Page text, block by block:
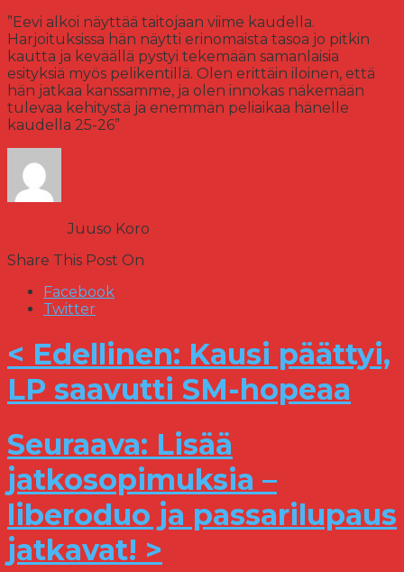
”Eevi alkoi näyttää taitojaan viime kaudella.
Harjoituksissa hän näytti erinomaista tasoa jo pitkin
kautta ja keväällä pystyi tekemään samanlaisia
esityksiä myös pelikentillä. Olen erittäin iloinen, että
hän jatkaa kanssamme, ja olen innokas näkemään
tulevaa kehitystä ja enemmän peliaikaa hänelle
kaudella 25-26”
Juuso Koro
Share This Post On
Facebook
Twitter
< Edellinen: Kausi päättyi,
LP saavutti SM-hopeaa
Seuraava: Lisää
jatkosopimuksia –
liberoduo ja passarilupaus
jatkavat! >